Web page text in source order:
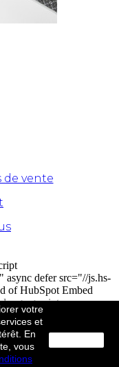
vente
votre
et
En
vous
defer src="//js.hs-
of HubSpot Embed
--> <script
defer src="//js-
End of HubSpot